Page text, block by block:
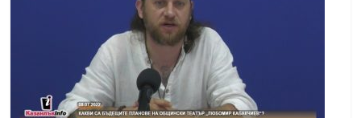
К
а
з
а